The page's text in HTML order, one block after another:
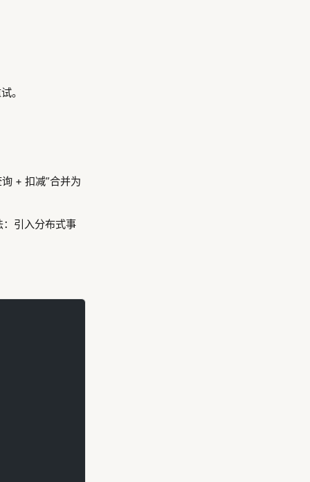
。
+ 扣减”合并为
引入分布式事